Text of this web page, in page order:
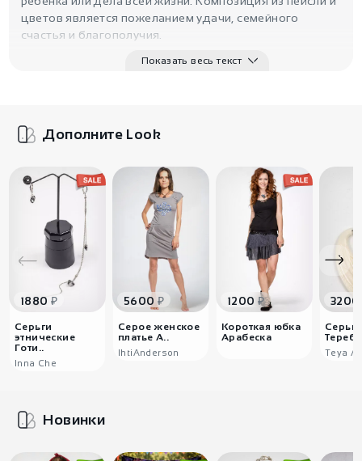
цветов является пожеланием удачи, семейного
счастья и благополучия.
Показать весь текст
Дополните Look
1880 ₽
Серьги
этнические
Готи..
Inna Che
5600 ₽
Серое женское
платье А..
IhtiAnderson
1200 ₽
Короткая юбка
Арабеска
3200
Teya
Новинки